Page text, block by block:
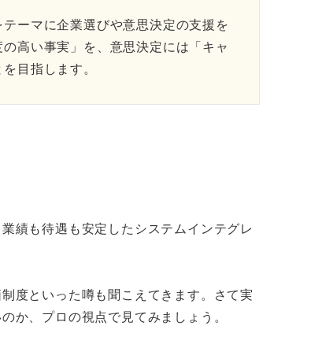
ーマに企業選びや意思決定の支援を
高い事実」を、意思決定には「キャ
目指します。
績も待遇も安定したシステムインテグレ
度といった噂も聞こえてきます。さて実
か、プロの視点で見てみましょう。